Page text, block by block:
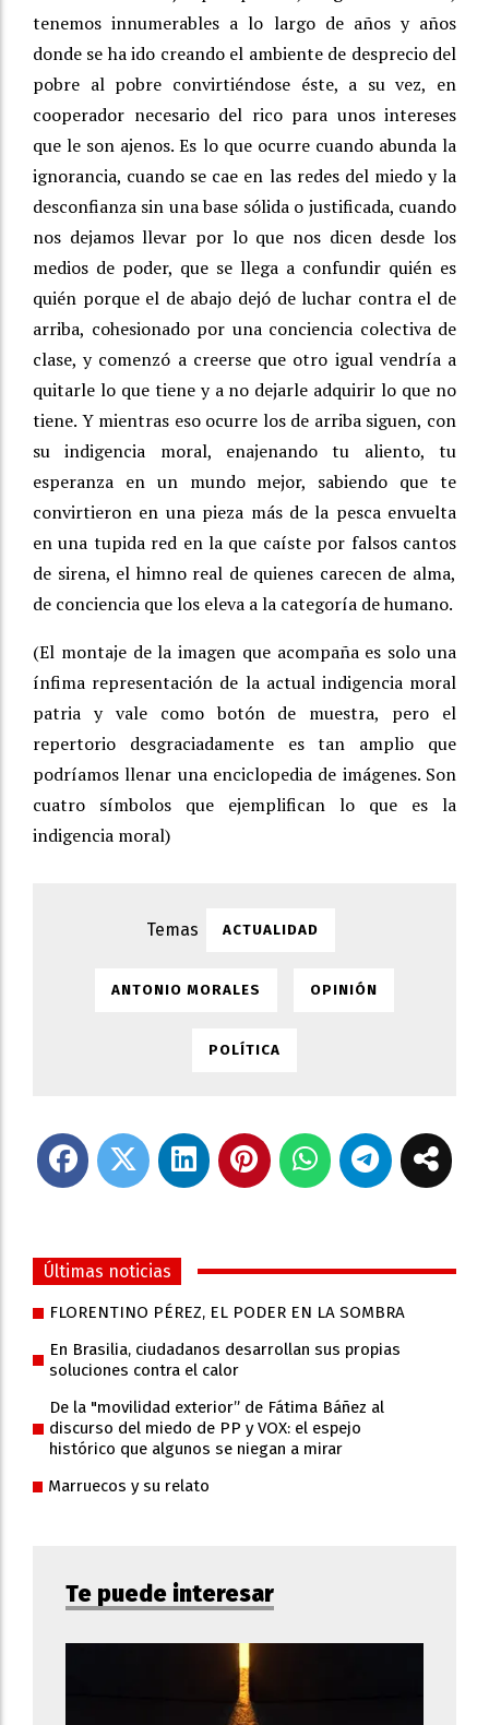
tenemos innumerables a lo largo de años y años
donde se ha ido creando el ambiente de desprecio del
pobre al pobre convirtiéndose éste, a su vez, en
cooperador necesario del rico para unos intereses
que le son ajenos. Es lo que ocurre cuando abunda la
ignorancia, cuando se cae en las redes del miedo y la
desconfianza sin una base sólida o justificada, cuando
nos dejamos llevar por lo que nos dicen desde los
medios de poder, que se llega a confundir quién es
quién porque el de abajo dejó de luchar contra el de
arriba, cohesionado por una conciencia colectiva de
clase, y comenzó a creerse que otro igual vendría a
quitarle lo que tiene y a no dejarle adquirir lo que no
tiene. Y mientras eso ocurre los de arriba siguen, con
su indigencia moral, enajenando tu aliento, tu
esperanza en un mundo mejor, sabiendo que te
convirtieron en una pieza más de la pesca envuelta
en una tupida red en la que caíste por falsos cantos
de sirena, el himno real de quienes carecen de alma,
de conciencia que los eleva a la categoría de humano.
(El montaje de la imagen que acompaña es solo una
ínfima representación de la actual indigencia moral
patria y vale como botón de muestra, pero el
repertorio desgraciadamente es tan amplio que
podríamos llenar una enciclopedia de imágenes. Son
cuatro símbolos que ejemplifican lo que es la
indigencia moral)
ACTUALIDAD
ANTONIO MORALES OPINIÓN
POLÍTICA
Últimas noticias
FLORENTINO PÉREZ, EL PODER EN LA SOMBRA
En Brasilia, ciudadanos desarrollan sus propias
soluciones contra el calor
De la "movilidad exterior” de Fátima Báñez al
discurso del miedo de PP y VOX: el espejo
histórico que algunos se niegan a mirar
Marruecos y su relato
Te puede interesar